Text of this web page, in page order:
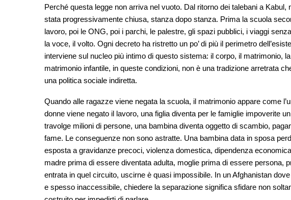
Perché questa legge non arriva nel vuoto. Dal ritorno dei talebani a Kabul,
stata progressivamente chiusa, stanza dopo stanza. Prima la scuola
lavoro, poi le ONG, poi i parchi, le palestre, gli spazi pubblici, i viaggi
la voce, il volto. Ogni decreto ha ristretto un po’ di più il perimetro
interviene sul nucleo più intimo di questo sistema: il corpo, il matrimonio,
matrimonio infantile, in queste condizioni, non è una tradizione arretrata
una politica sociale indiretta.
Quando alle ragazze viene negata la scuola, il matrimonio appare come
donne viene negato il lavoro, una figlia diventa per le famiglie impoverite
travolge milioni di persone, una bambina diventa oggetto di scambio,
fame. Le conseguenze non sono astratte. Una bambina data in sposa
esposta a gravidanze precoci, violenza domestica, dipendenza
madre prima di essere diventata adulta, moglie prima di essere persona,
entrata in quel circuito, uscirne è quasi impossibile. In un Afghanistan
e spesso inaccessibile, chiedere la separazione significa sfidare non